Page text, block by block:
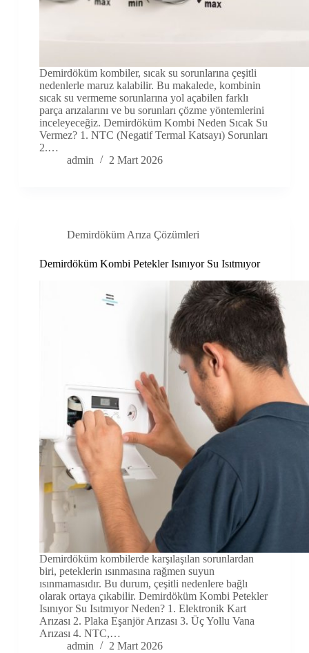
Demirdöküm kombiler, sıcak su sorunlarına çeşitli
nedenlerle maruz kalabilir. Bu makalede, kombinin
sıcak su vermeme sorunlarına yol açabilen farklı
parça arızalarını ve bu sorunları çözme yöntemlerini
inceleyeceğiz. Demirdöküm Kombi Neden Sıcak Su
Vermez? 1. NTC (Negatif Termal Katsayı) Sorunları
2.…
admin
2 Mart 2026
Demirdöküm Arıza Çözümleri
Demirdöküm Kombi Petekler Isınıyor Su Isıtmıyor
Demirdöküm kombilerde karşılaşılan sorunlardan
biri, peteklerin ısınmasına rağmen suyun
ısınmamasıdır. Bu durum, çeşitli nedenlere bağlı
olarak ortaya çıkabilir. Demirdöküm Kombi Petekler
Isınıyor Su Isıtmıyor Neden? 1. Elektronik Kart
Arızası 2. Plaka Eşanjör Arızası 3. Üç Yollu Vana
Arızası 4. NTC,…
admin
2 Mart 2026